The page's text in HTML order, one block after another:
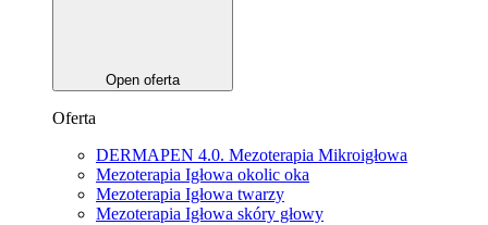
Open oferta
Oferta
DERMAPEN 4.0. Mezoterapia Mikroigłowa
Mezoterapia Igłowa okolic oka
Mezoterapia Igłowa twarzy
Mezoterapia Igłowa skóry głowy